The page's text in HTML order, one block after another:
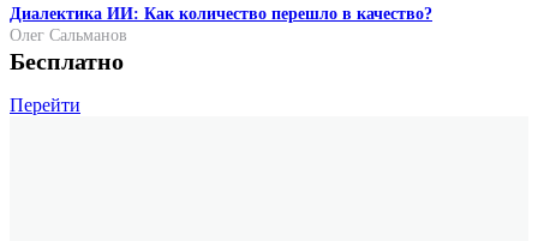
Диалектика ИИ: Как количество перешло в качество?
Олег Сальманов
Бесплатно
Перейти